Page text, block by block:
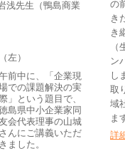
浅先生（鴨島商業
（左）
前中に、「企業現
での課題解決の実
際」という題目で、
島県中小企業家同
会代表理事の山城
さんにご講義いただ
きました。
の
き
き
ン
し
取
域
ま
詳